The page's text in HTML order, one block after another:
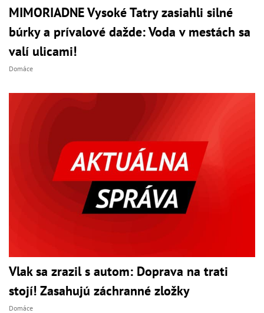
MIMORIADNE Vysoké Tatry zasiahli silné
búrky a prívalové dažde: Voda v mestách sa
valí ulicami!
Domáce
Vlak sa zrazil s autom: Doprava na trati
stojí! Zasahujú záchranné zložky
Domáce